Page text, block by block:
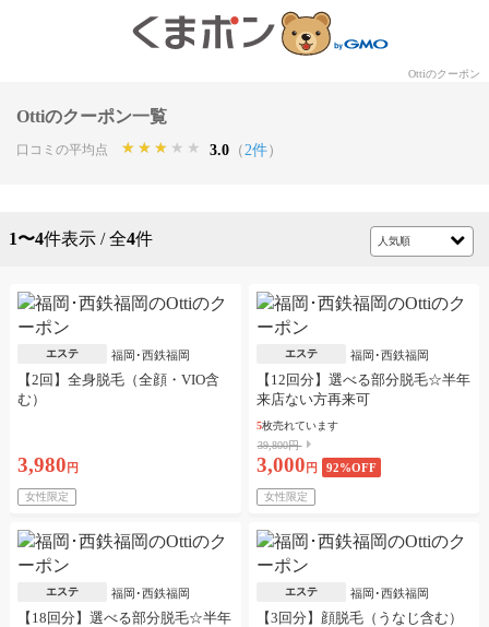
Ottiのクーポン
Ottiのクーポン一覧
口コミの平均点 ★★★★★
★★★★★
★★★★★ 3.0 （ 2件）
1〜4件表示 / 全4件
エステ 福岡･西鉄福岡
【2回】全身脱毛（全顔・VIO含
む）
3,980 円
女性限定
エステ 福岡･西鉄福岡
【12回分】選べる部分脱毛☆半年
来店ない方再来可
5枚売れています
39,800円
3,000 円 92%OFF
女性限定
エステ 福岡･西鉄福岡
【18回分】選べる部分脱毛☆半年
エステ 福岡･西鉄福岡
【3回分】顔脱毛（うなじ含む）